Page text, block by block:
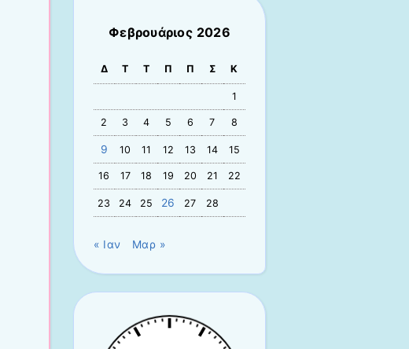
Φεβρουάριος 2026
Δ Τ Τ Π Π Σ Κ
1
2 3 4 5 6 7 8
9 10 11 12 13 14 15
16 17 18 19 20 21 22
23 24 25 26 27 28
« Ιαν Μαρ »